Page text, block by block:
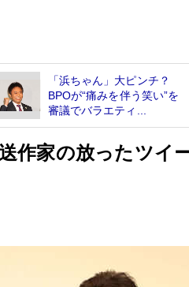
「浜ちゃん」大ピンチ？
BPOが“痛みを伴う笑い”を
審議でバラエティ...
家の放ったツイ